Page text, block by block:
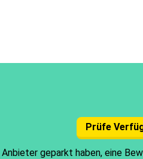
Prüfe
geparkt haben, eine